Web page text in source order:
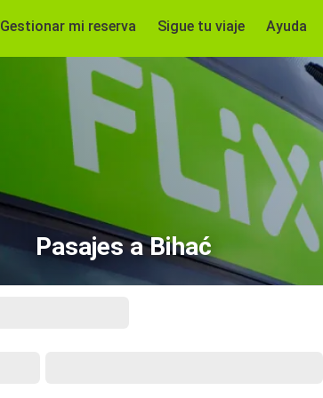
Gestionar mi reserva Sigue tu viaje Ayuda
Pasajes a Bihać